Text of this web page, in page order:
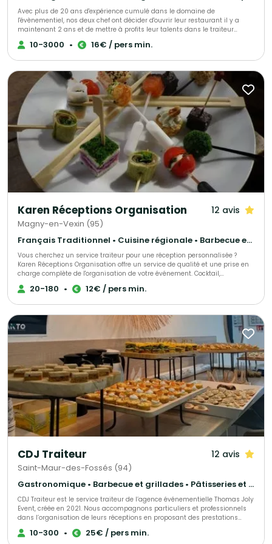
Avec plus de 20 ans d'expérience cumulé dans le domaine de
l'évènementiel, nos deux chef ont décider d'ouvrir leur restaurant il y a
maintenant 2 ans et de mettre à profits leur talents dans le traiteur
évènementiel afin de vous accompagner lors de vos évènements.
10-3000 • 16€ / pers min.
Karen Réceptions Organisation 12 avis
Magny-en-Vexin (95)
Français Traditionnel • Cuisine régionale • Barbecue et grillades
Vous cherchez un service traiteur pour une réception personnalisée ?
Karen Réceptions Organisation offre un service de qualité et une prise en
charge complète de l'organisation de votre événement. Cocktail,
déjeunatoire ou dînatoire ! Animation terroir, buffet rustique, bio, moyen-
âge, rôtisserie, barbecue et méchoui, cuisine du monde, chef à domicile,
20-180 • 12€ / pers min.
CDJ Traiteur 12 avis
Saint-Maur-des-Fossés (94)
Gastronomique • Barbecue et grillades • Pâtisseries et desserts
CDJ Traiteur est le service traiteur de l’agence événementielle Thomas Joly
Event, créée en 2021. Nous accompagnons particuliers et professionnels
dans l’organisation de leurs réceptions en proposant des prestations
culinaires sur mesure, adaptées à chaque projet. Issu du savoir-faire de
notre agence événementielle, CDJ Traiteur s’inscrit dans une démarche
10-300 • 25€ / pers min.